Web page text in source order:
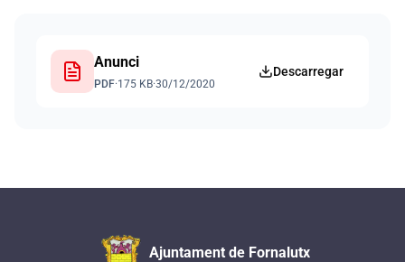
Anunci
PDF·175 KB·30/12/2020
Descarregar
Ajuntament de Fornalutx